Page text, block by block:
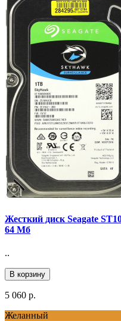
Жесткий диск Seagate
64 Мб
..
В корзину
5 060 р.
Желанный